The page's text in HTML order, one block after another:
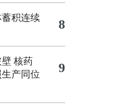
积连续
8
壁 核药
产同位
9